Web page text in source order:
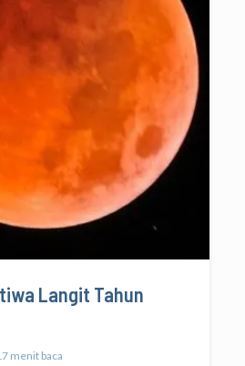
Langit Tahun
menit baca